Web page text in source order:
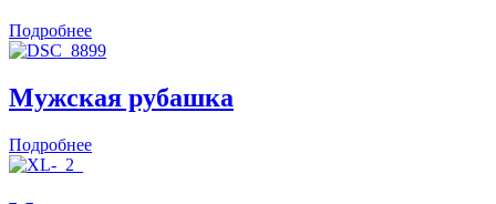
Подробнее
Мужская рубашка
Подробнее